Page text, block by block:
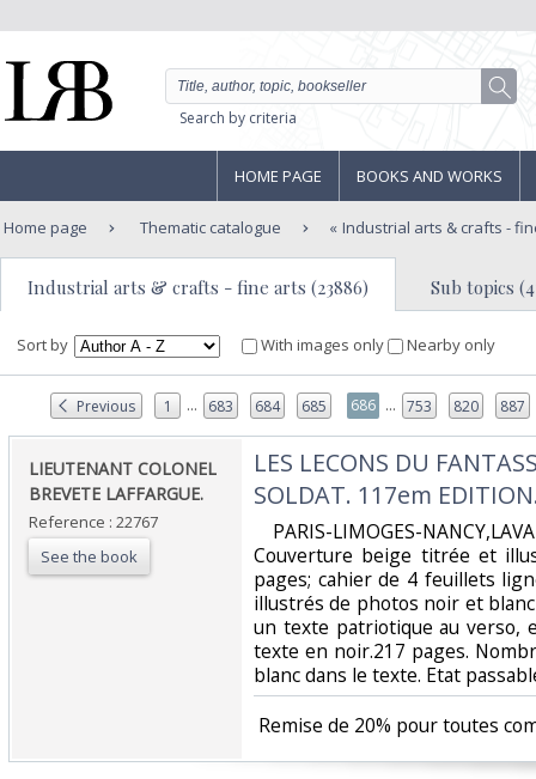
Search by criteria
HOME PAGE BOOKS AND WORKS
Home page Thematic catalogue Industrial arts & crafts -
Industrial arts & crafts - fine arts (23886) Sub topics
Sort by With images only Nearby only
Previous 1 ... 683 684 685 686 ... 753 820 887
‎LIEUTENANT COLONEL
BREVETE LAFFARGUE.‎
Reference : 22767
See the book
‎LES LECONS DU
SOLDAT. 117em
PARIS-LIMOGES-
Couverture beige titrée et
pages; cahier de 4 feuillets
illustrés de photos noir et
un texte patriotique au verso,
texte en noir.217 pages.
blanc dans le texte. Etat
Remise de 20% pour toutes